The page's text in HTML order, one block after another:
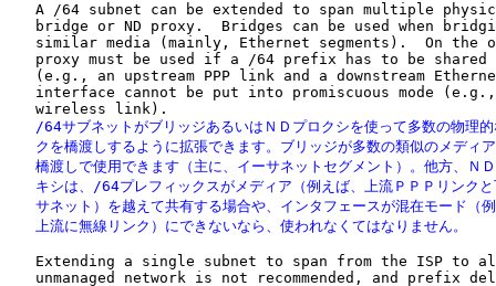
A /64 subnet can be extended to span multiple
bridge or ND proxy.  Bridges can be used when
similar media (mainly, Ethernet segments).  On the
proxy must be used if a /64 prefix has to be shared
(e.g., an upstream PPP link and a downstream
interface cannot be put into promiscuous mode
/64サブネットがブリッジあるいはＮＤプロクシを使って多数の物理
クを橋渡しするように拡張できます。ブリッジが多数の類似のメディ
橋渡しで使用できます（主に、イーサネットセグメント）。他方、Ｎ
キシは、/64プレフィックスがメディア（例えば、上流ＰＰＰリンク
サネット）を越えて共有する場合や、インタフェースが混在モード（
   上流に無線リンク）にできないなら、使われなくてはなりません。
Extending a single subnet to span from the ISP to
unmanaged network is not recommended, and prefix